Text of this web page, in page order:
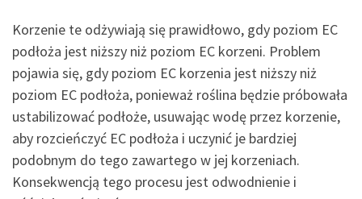
Korzenie te odżywiają się prawidłowo, gdy poziom EC
podłoża jest niższy niż poziom EC korzeni. Problem
pojawia się, gdy poziom EC korzenia jest niższy niż
poziom EC podłoża, ponieważ roślina będzie próbowała
ustabilizować podłoże, usuwając wodę przez korzenie,
aby rozcieńczyć EC podłoża i uczynić je bardziej
podobnym do tego zawartego w jej korzeniach.
Konsekwencją tego procesu jest odwodnienie i